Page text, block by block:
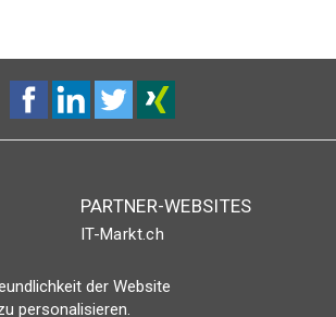
PARTNER-WEBSITES
IT-Markt.ch
ICTjournal
der Website
personalisieren.